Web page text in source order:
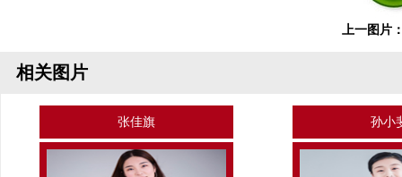
上一图片
相关图片
张佳旗 孙小